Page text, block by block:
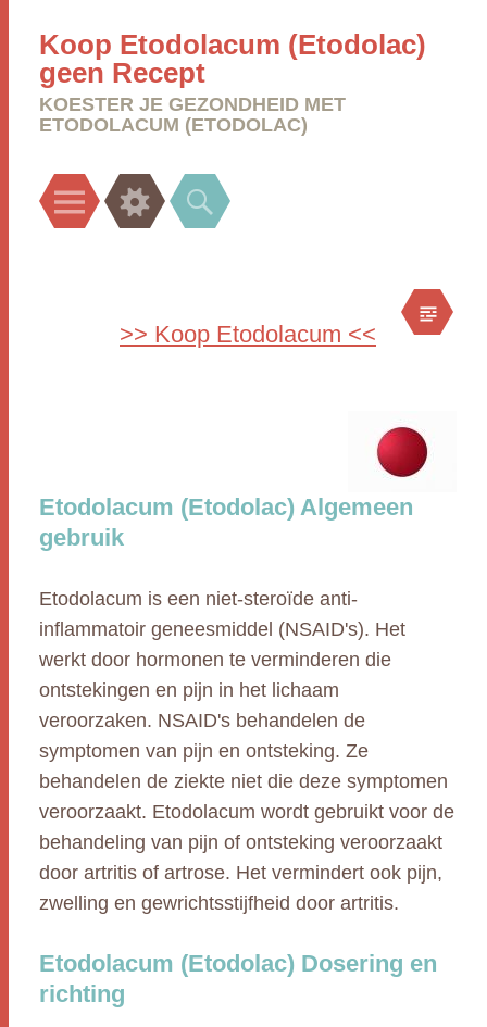
Koop Etodolacum (Etodolac)
geen Recept
KOESTER JE GEZONDHEID MET
ETODOLACUM (ETODOLAC)
Menu Widgets Search
>> Koop Etodolacum <<
Etodolacum (Etodolac) Algemeen
gebruik
Etodolacum is een niet-steroïde anti-
inflammatoir geneesmiddel (NSAID's). Het
werkt door hormonen te verminderen die
ontstekingen en pijn in het lichaam
veroorzaken. NSAID's behandelen de
symptomen van pijn en ontsteking. Ze
behandelen de ziekte niet die deze symptomen
veroorzaakt. Etodolacum wordt gebruikt voor de
behandeling van pijn of ontsteking veroorzaakt
door artritis of artrose. Het vermindert ook pijn,
zwelling en gewrichtsstijfheid door artritis.
Etodolacum (Etodolac) Dosering en
richting